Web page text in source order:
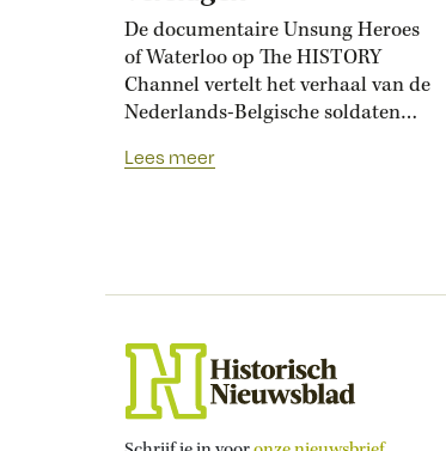
De documentaire Unsung Heroes
of Waterloo op The HISTORY
Channel vertelt het verhaal van de
Nederlands-Belgische soldaten
Waterloo. Volgens producent
Quatre-Bras is minder...
Lees meer